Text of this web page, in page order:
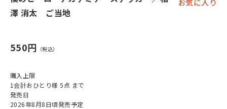
澤 消太 ご当地
お気に入り
550円
購入上限
1会計おひとり様 5点 まで
発売日
2026年8月8日頃発売予定